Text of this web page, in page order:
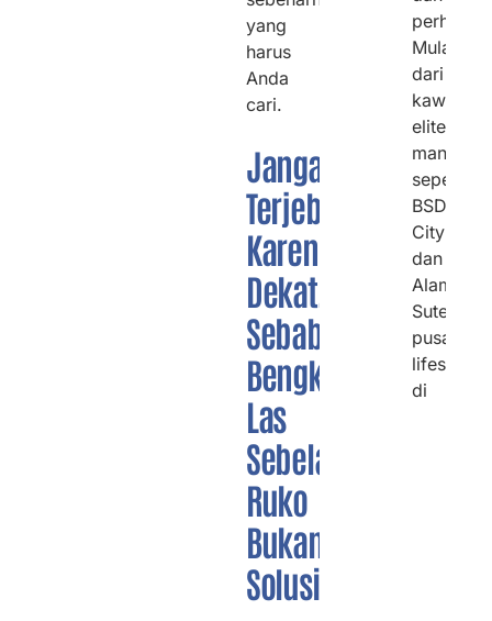
yang
harus
Anda
cari.
Jangan
Terjebak
Karena
Dekat,
Sebab
Bengkel
Las
Sebelah
Ruko
Bukanlah
Solusinya!
Mulai
dari
kawasan
elite
mandiri
seperti
BSD
City
dan
Alam
Sutera,
pusat
lifestyle
di